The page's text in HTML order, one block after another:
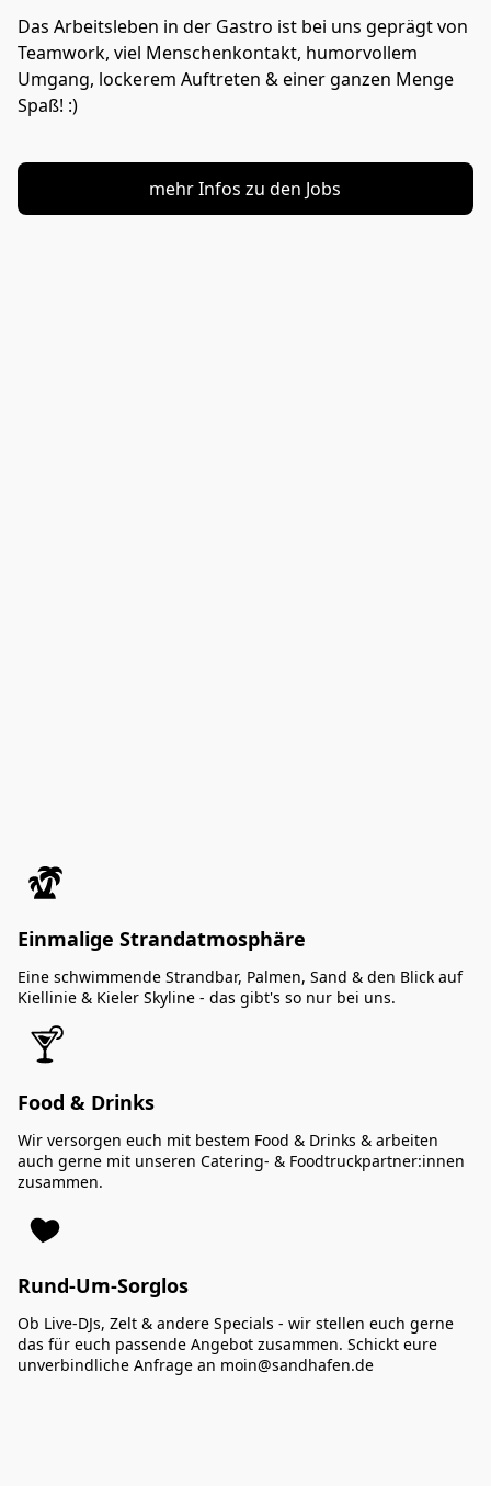
Das Arbeitsleben in der Gastro ist bei uns geprägt von
Teamwork, viel Menschenkontakt, humorvollem
Umgang, lockerem Auftreten & einer ganzen Menge
Spaß! :)
mehr Infos zu den Jobs
Einmalige Strandatmosphäre
Eine schwimmende Strandbar, Palmen, Sand & den Blick auf
Kiellinie & Kieler Skyline - das gibt's so nur bei uns.
Food & Drinks
Wir versorgen euch mit bestem Food & Drinks & arbeiten
auch gerne mit unseren Catering- & Foodtruckpartner:innen
zusammen.
Rund-Um-Sorglos
Ob Live-DJs, Zelt & andere Specials - wir stellen euch gerne
das für euch passende Angebot zusammen. Schickt eure
unverbindliche Anfrage an moin@sandhafen.de